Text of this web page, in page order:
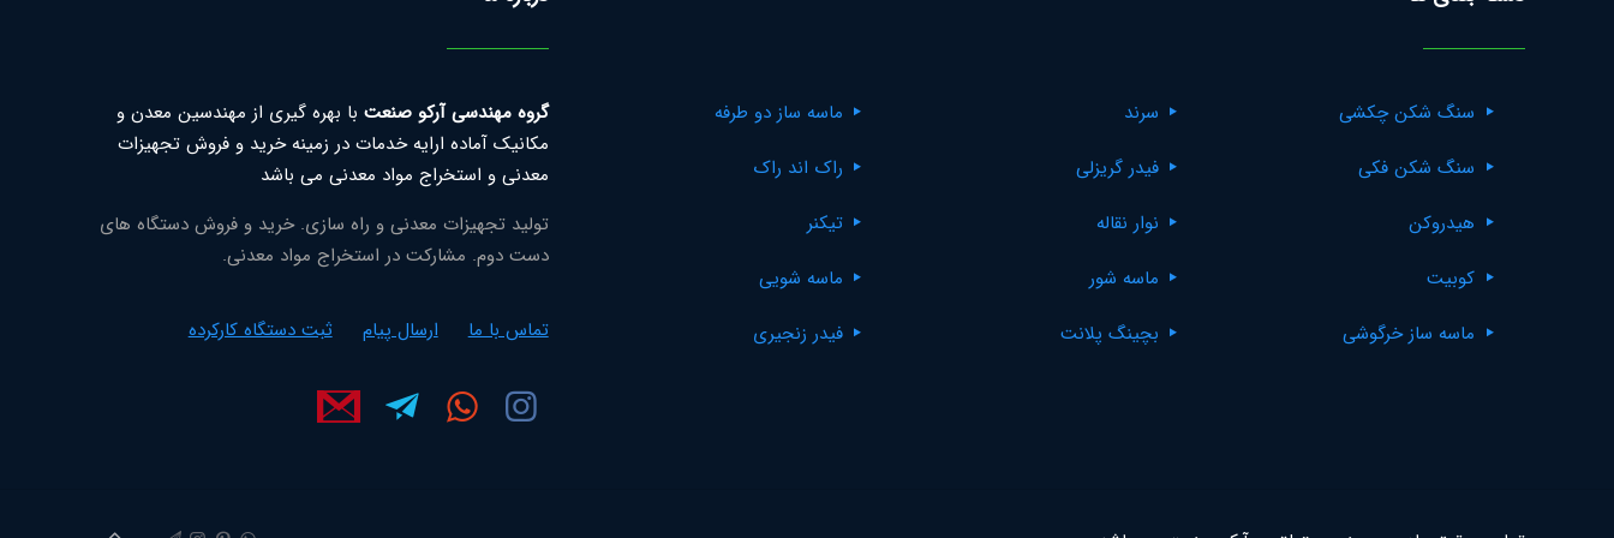
سنگ شکن چکشی
سنگ شکن فکی
هیدروکن
کوبیت
ماسه ساز خرگوشی
سرند
فیدر گریزلی
نوار نقاله
ماسه شور
بچینگ پلانت
ماسه ساز دو طرفه
راک اند راک
تیکنر
ماسه شویی
فیدر زنجیری
گروه مهندسی آرکو صنعت با بهره گیری از مهندسین معدن و
مکانیک آماده ارایه خدمات در زمینه خرید و فروش تجهیزات
معدنی و استخراج مواد معدنی می باشد
تولید تجهیزات معدنی و راه سازی. خرید و فروش دستگاه های
دست دوم. مشارکت در استخراج مواد معدنی.
تماس با ما ارسال پیام ثبت دستگاه کارکرده